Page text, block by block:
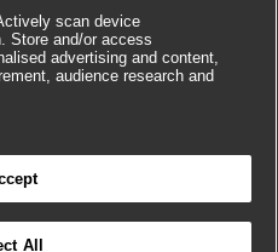

scan device
Store and/or access
advertising and content,
audience research and
All